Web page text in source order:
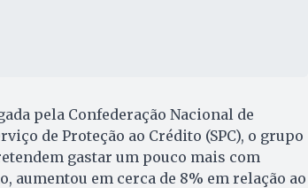
pela Confederação Nacional de
de Proteção ao Crédito (SPC), o grupo
gastar um pouco mais com
aumentou em cerca de 8% em relação ao